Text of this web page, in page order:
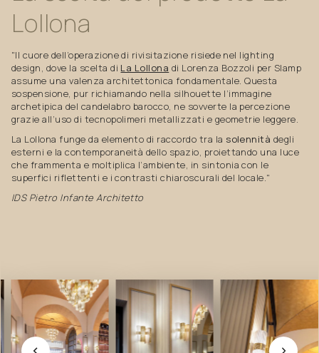
Lollona
"Il cuore dell’operazione di rivisitazione risiede nel lighting
design, dove la scelta di La Lollona di Lorenza Bozzoli per Slamp
assume una valenza architettonica fondamentale. Questa
sospensione, pur richiamando nella silhouette l’immagine
archetipica del candelabro barocco, ne sovverte la percezione
grazie all’uso di tecnopolimeri metallizzati e geometrie leggere.
La Lollona funge da elemento di raccordo tra la solennità degli
esterni e la contemporaneità dello spazio, proiettando una luce
che frammenta e moltiplica l’ambiente, in sintonia con le
superfici riflettenti e i contrasti chiaroscurali del locale."
IDS Pietro Infante Architetto